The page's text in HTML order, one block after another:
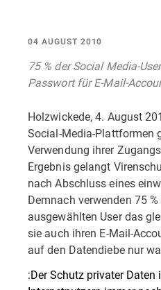
04 AUGUST 2010
75 % der Social Media-
Passwort für E-Mail-
Holzwickede, 4. August
Social-Media-Plattformen
Verwendung ihrer
Ergebnis gelangt
nach Abschluss eines
Demnach verwenden 75
ausgewählten User das
sie auch ihren E-Mail-
auf den Datendiebe nur
:Der Schutz privater Daten